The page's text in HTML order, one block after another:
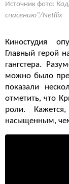
Источник фото:
спасению"/Netflix
Киностудия
Главный герой
гангстера.
можно было
показали
отметить, что
роли.
насыщенным,